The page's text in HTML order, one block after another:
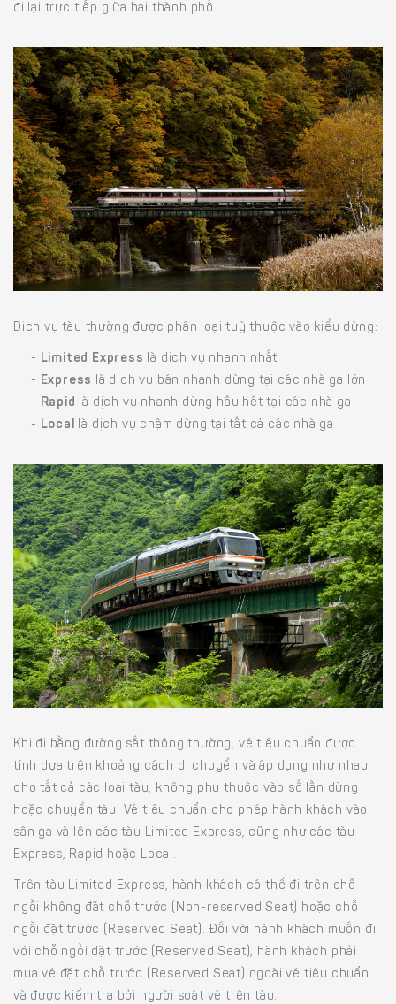
đi lại trực tiếp giữa hai thành phố.
Dịch vụ tàu thường được phân loại tuỳ thuộc vào kiểu dừng:
- Limited Express là dịch vụ nhanh nhất
- Express là dịch vụ bán nhanh dừng tại các nhà ga lớn
- Rapid là dịch vụ nhanh dừng hầu hết tại các nhà ga
- Local là dịch vụ chậm dừng tại tất cả các nhà ga
Khi đi bằng đường sắt thông thường, vé tiêu chuẩn được
tính dựa trên khoảng cách di chuyển và áp dụng như nhau
cho tất cả các loại tàu, không phụ thuộc vào số lần dừng
hoặc chuyển tàu. Vé tiêu chuẩn cho phép hành khách vào
sân ga và lên các tàu Limited Express, cũng như các tàu
Express, Rapid hoặc Local.
Trên tàu Limited Express, hành khách có thể đi trên chỗ
ngồi không đặt chỗ trước (Non-reserved Seat) hoặc chỗ
ngồi đặt trước (Reserved Seat). Đối với hành khách muốn đi
với chỗ ngồi đặt trước (Reserved Seat), hành khách phải
mua vé đặt chỗ trước (Reserved Seat) ngoài vé tiêu chuẩn
và được kiểm tra bởi người soát vé trên tàu.